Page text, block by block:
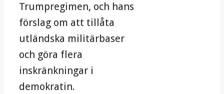
Trumpregimen, och hans
förslag om att tillåta
utländska militärbaser
och göra flera
inskränkningar i
demokratin.